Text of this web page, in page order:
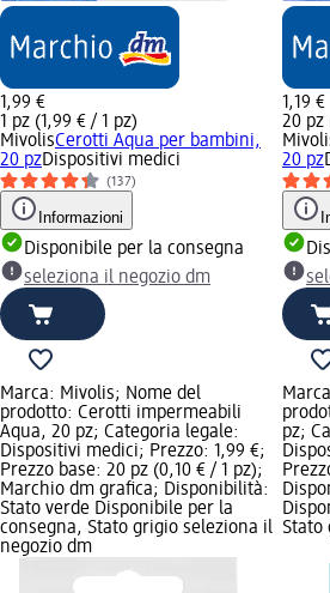
1,99 €
1 pz (1,99 € / 1 pz)
MivolisCerotti Aqua per bambini,
20 pzDispositivi medici
(137)
Informazioni
Disponibile per la consegna
seleziona il negozio dm
1,19 €
20 pz
20 pz
Marca: Mivolis; Nome del
prodotto: Cerotti impermeabili
Aqua, 20 pz; Categoria legale:
Dispositivi medici; Prezzo: 1,99 €;
Prezzo base: 20 pz (0,10 € / 1 pz);
Marchio dm grafica; Disponibilità:
Stato verde Disponibile per la
consegna, Stato grigio seleziona il
negozio dm
pz;
Stato